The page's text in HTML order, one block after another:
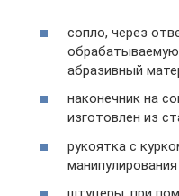
сопло, через
обрабатываемую
абразивный
наконечник на
изготовлен из
рукоятка с